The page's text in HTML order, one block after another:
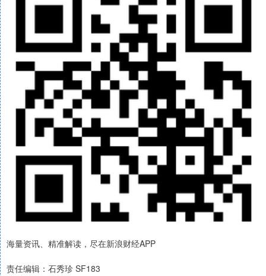
海量资讯、精准解读，尽在新浪财经APP
责任编辑：石秀珍 SF183